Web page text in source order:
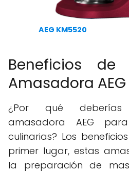
AEG KM5520
Beneficios de
Amasadora AEG
¿Por qué deberías
amasadora AEG
culinarias? Los
primer lugar, estas
la preparación de